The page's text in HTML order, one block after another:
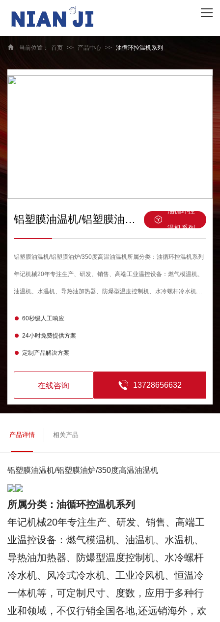
网站首页
关于我们
当前位置： 首页 >> 产品中心 >> 油循环控温机系列
铝塑膜油温机/铝塑膜油炉/350度高温油温机
油循环控
温机系列
铝塑膜油温机/铝塑膜油炉/350度高温油温机所属分类：油循环控温机系列
年记机械20年专注生产、研发、销售、高端工业温控设备：燃气模温机、
油温机、水温机、导热油加热器、防爆型温度控制机、水冷螺杆冷水机、
60秒级人工响应
24小时免费提供方案
定制产品解决方案
在线咨询 13728656632
产品详情 相关产品
铝塑膜油温机/铝塑膜油炉/350度高温油温机
所属分类：油循环控温机系列
年记机械20年专注生产、研发、销售、高端工
业温控设备：燃气模温机、油温机、水温机、
导热油加热器、防爆型温度控制机、水冷螺杆
冷水机、风冷式冷水机、工业冷风机、恒温冷
一体机等，可定制尺寸、度数，应用于多种行
业和领域，不仅行销全国各地,还远销海外，欢